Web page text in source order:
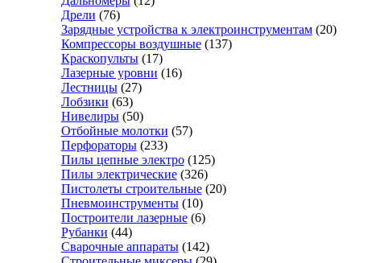
Дрели (76)
Зарядные устройства к электроинструментам (20)
Компрессоры воздушные (137)
Краскопульты (17)
Лазерные уровни (16)
Лестницы (27)
Лобзики (63)
Нивелиры (50)
Отбойные молотки (57)
Перфораторы (233)
Пилы цепные электро (125)
Пилы электрические (326)
Пистолеты строительные (20)
Пневмоинструменты (10)
Построители лазерные (6)
Рубанки (44)
Сварочные аппараты (142)